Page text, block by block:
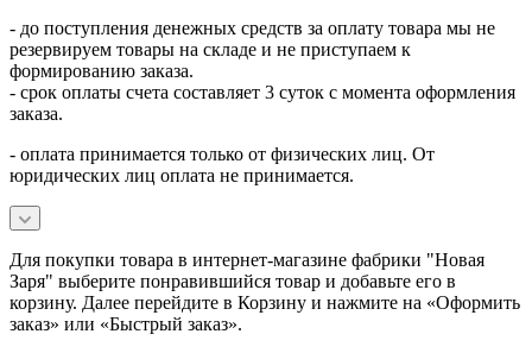
- до поступления денежных средств за оплату товара мы не
резервируем товары на складе и не приступаем к
формированию заказа.
- срок оплаты счета составляет 3 суток с момента оформления
заказа.
- оплата принимается только от физических лиц. От
юридических лиц оплата не принимается.
Для покупки товара в интернет-магазине фабрики "Новая
Заря" выберите понравившийся товар и добавьте его в
корзину. Далее перейдите в Корзину и нажмите на «Оформить
заказ» или «Быстрый заказ».